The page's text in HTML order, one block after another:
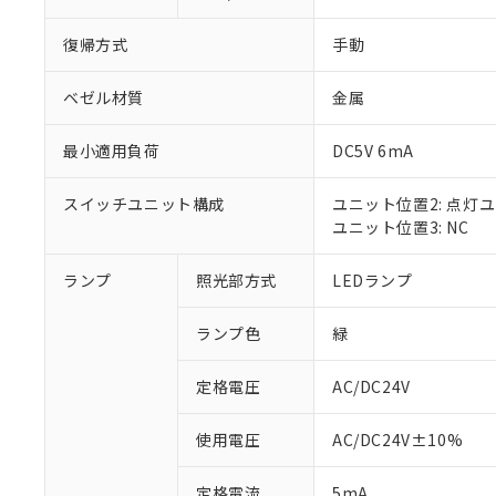
復帰方式 手動
ベゼル材質 金属
最小適用負荷 DC5V 6mA
スイッチユニット構成
ユニット位置2: 点灯
ユニット位置3: NC
ランプ 照光部方式 LEDランプ
ランプ色 緑
定格電圧 AC/DC24V
使用電圧 AC/DC24V±10%
ご利用条件
以下の条件をお読
※1 対応状況
対応予定：EU
対応予定なし：
調査・確認中：
非該当品：ライセ
※1 中国